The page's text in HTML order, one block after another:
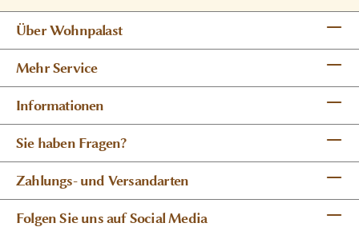
Über Wohnpalast
Mehr Service
Informationen
Sie haben Fragen?
Zahlungs- und Versandarten
Folgen Sie uns auf Social Media